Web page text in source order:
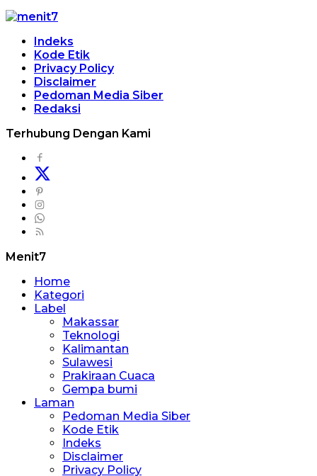
Indeks
Kode Etik
Privacy Policy
Disclaimer
Pedoman Media Siber
Redaksi
Terhubung Dengan Kami
Menit7
Home
Kategori
Label
Makassar
Teknologi
Kalimantan
Sulawesi
Prakiraan Cuaca
Gempa bumi
Laman
Pedoman Media Siber
Kode Etik
Indeks
Disclaimer
Privacy Policy